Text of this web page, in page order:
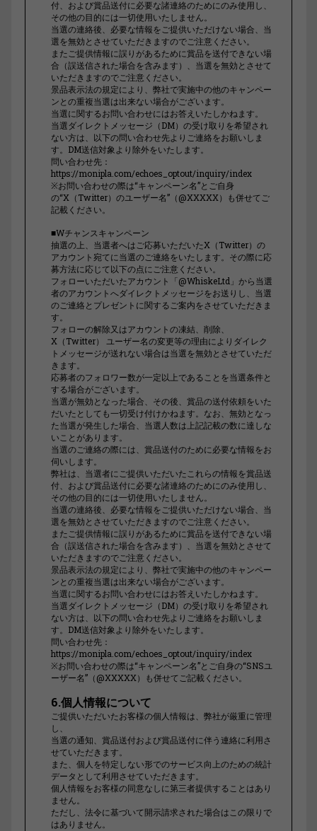
付、および賞品送付に必要な諸連絡のためにのみ使用し、
その他の目的には一切使用いたしません。
当選の連絡後、必要な情報をご提供いただけない場合、当
選を無効とさせていただきますのでご注意ください。
またご提供情報に誤りがあるために賞品を送付できない場
合（誤送信された場合を含みます）、当選を無効とさせて
いただきますのでご注意ください。
景品表示法の規定により、弊社で実施中の他のキャンペー
ンとの重複当選は出来ない場合がございます。
当選に関するお問い合わせにはお答えいたしかねます。
当選ダイレクトメッセージ（DM）の受け取りを希望され
ない方は、以下の問い合わせ先よりご連絡をお願いしま
す。DM送信対象より除外をいたします。
問い合わせ先：
https://monipla.com/echoes_optout/inquiry/index
※お問い合わせの際は“キャンペーン名”とご自身
の“X（Twitter）のユーザー名”（@XXXXX）も併せてご
記載ください。
■Wチャンスキャンペーン
抽選の上、当選者へはご応募いただいたX（Twitter）の
アカウント宛てに当選のご連絡をいたします。その際に応
募方法に応じて以下の点にご注意ください。
フォローいただいたアカウント「@WhiskeLtd」から当選
者のアカウントへダイレクトメッセージをお送りし、当選
のご連絡とプレゼントに関するご案内をさせていただきま
す。
フォローの解除又はアカウントの凍結、削除、
X（Twitter） ユーザー名の変更等の理由によりダイレク
トメッセージが送れない場合は当選を無効とさせていただ
きます。
応募者のフォロワー数が一定以上であることを当選条件と
する場合がございます。
当選が無効となった場合、その後、賞品の送付依頼をいた
だいたとしても一切受け付けかねます。なお、無効となっ
た当選が発生した場合、当選人数は上記記載の数に達しな
いことがあります。
当選のご連絡の際には、賞品送付のために必要な情報をお
伺いします。
弊社は、当選者にご提供いただいたこれらの情報を賞品送
付、および賞品送付に必要な諸連絡のためにのみ使用し、
その他の目的には一切使用いたしません。
当選の連絡後、必要な情報をご提供いただけない場合、当
選を無効とさせていただきますのでご注意ください。
またご提供情報に誤りがあるために賞品を送付できない場
合（誤送信された場合を含みます）、当選を無効とさせて
いただきますのでご注意ください。
景品表示法の規定により、弊社で実施中の他のキャンペー
ンとの重複当選は出来ない場合がございます。
当選に関するお問い合わせにはお答えいたしかねます。
当選ダイレクトメッセージ（DM）の受け取りを希望され
ない方は、以下の問い合わせ先よりご連絡をお願いしま
す。DM送信対象より除外をいたします。
問い合わせ先：
https://monipla.com/echoes_optout/inquiry/index
※お問い合わせの際は“キャンペーン名”とご自身の“SNSユ
ーザー名”（@XXXXX）も併せてご記載ください。
6.個人情報について
ご提供いただいたお客様の個人情報は、弊社が厳重に管理
し、
当選の通知、賞品送付および賞品送付に伴う連絡に利用さ
せていただきます。
また、個人を特定しない形でのサービス向上のための統計
データとして利用させていただきます。
個人情報をお客様の同意なしに第三者提供することはあり
ません。
ただし、法令に基づいて開示請求された場合はこの限りで
はありません。